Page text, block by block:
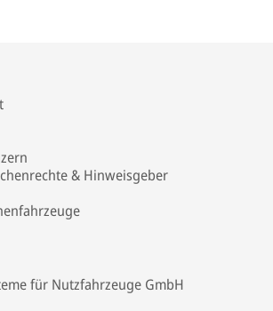
& Hinweisgeber
für Nutzfahrzeuge GmbH